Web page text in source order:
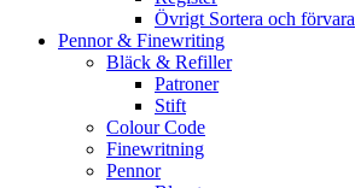
Övrigt Sortera och förvara
Pennor & Finewriting
Bläck & Refiller
Patroner
Stift
Colour Code
Finewritning
Pennor